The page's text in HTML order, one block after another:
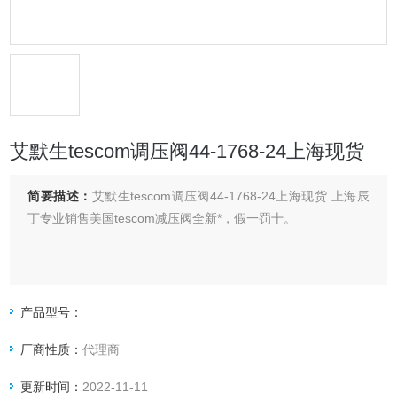
艾默生tescom调压阀44-1768-24上海现货
简要描述： 艾默生tescom调压阀44-1768-24上海现货 上海辰
丁专业销售美国tescom减压阀全新*，假一罚十。
产品型号：
厂商性质：代理商
更新时间： 2022-11-11